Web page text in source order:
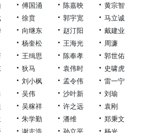
傅国涌 陈嘉映
黄宗智
徐贲 郭宇宽
马立诚
向继东 赵汀阳
戴建业
杨奎松 王海光
周濂
王缉思 陈奉孝
郭世佑
狄马 袁伟时
史啸虎
刘小枫 孟令伟
雷一宁
吴伟 沙叶新
刘瑜
吴稼祥 许之远
袁刚
朱学勤 潘维
郑秉文